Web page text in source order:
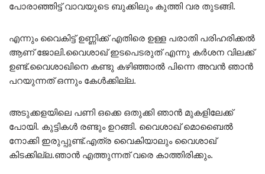
പോരാഞ്ഞിട്ട് വാവയുടെ ബുക്കിലും കുത്തി വര തുടങ്ങി.
എന്നും വൈകിട്ട് ഉണ്ണിക്ക് എതിരെ ഉള്ള പരാതി പരിഹരിക്കൽ
ആണ് ജോലി.വൈശാഖ് ഇടപെടരുത് എന്നു കർശന വിലക്ക്
ഉണ്ട്.വൈശാഖിനെ കണ്ടു കഴിഞ്ഞാൽ പിന്നെ അവൻ ഞാൻ
പറയുന്നത് ഒന്നും കേൾക്കില്ല.
അടുക്കളയിലെ പണി ഒക്കെ ഒതുക്കി ഞാൻ മുകളിലേക്ക്
പോയി. കുട്ടികൾ രണ്ടും ഉറങ്ങി. വൈശാഖ് മൊബൈൽ
നോക്കി ഇരുപ്പുണ്ട്.എത്ര വൈകിയാലും വൈശാഖ്
കിടക്കില്ല.ഞാൻ എത്തുന്നത് വരെ കാത്തിരിക്കും.